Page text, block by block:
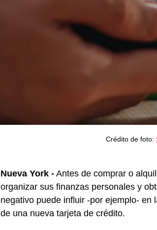
Crédito de foto:
Nueva York - Antes de comprar o
organizar sus finanzas personales y
negativo puede influir -por ejemplo- en
de una nueva tarjeta de crédito.